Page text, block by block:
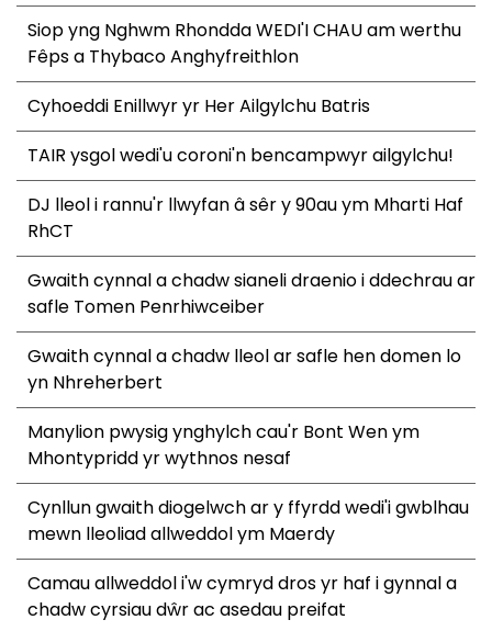
Siop yng Nghwm Rhondda WEDI'I CHAU am werthu
Fêps a Thybaco Anghyfreithlon
Cyhoeddi Enillwyr yr Her Ailgylchu Batris
TAIR ysgol wedi'u coroni'n bencampwyr ailgylchu!
DJ lleol i rannu'r llwyfan â sêr y 90au ym Mharti Haf
RhCT
Gwaith cynnal a chadw sianeli draenio i ddechrau ar
safle Tomen Penrhiwceiber
Gwaith cynnal a chadw lleol ar safle hen domen lo
yn Nhreherbert
Manylion pwysig ynghylch cau'r Bont Wen ym
Mhontypridd yr wythnos nesaf
Cynllun gwaith diogelwch ar y ffyrdd wedi'i gwblhau
mewn lleoliad allweddol ym Maerdy
Camau allweddol i'w cymryd dros yr haf i gynnal a
chadw cyrsiau dŵr ac asedau preifat